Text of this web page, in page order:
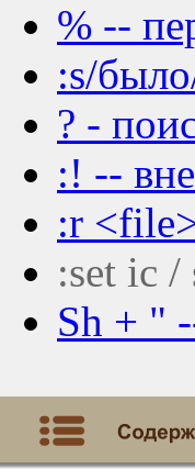
% --
:s/
? -
:! --
:r
:set ic /
Sh + "